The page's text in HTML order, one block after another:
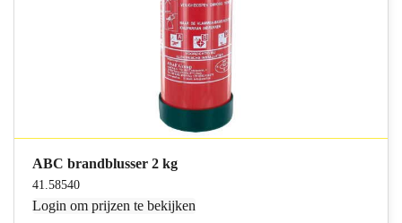
ABC brandblusser 2 kg
41.58540
Login om prijzen te bekijken